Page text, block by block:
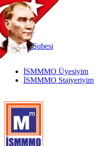
TR
|
EN
İnternetŞubesi
İSMMMO Üyesiyim
İSMMMO Stajyeriyim